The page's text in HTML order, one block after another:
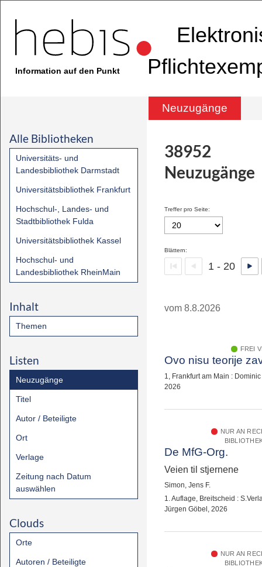
Information auf den Punkt
Neuzugänge
Alle Bibliotheken
Universitäts- und
Landesbibliothek Darmstadt
Universitätsbibliothek Frankfurt
Hochschul-, Landes- und
Stadtbibliothek Fulda
Universitätsbibliothek Kassel
Hochschul- und
Landesbibliothek RheinMain
Inhalt
Themen
Listen
Neuzugänge
Titel
Autor / Beteiligte
Ort
Verlage
Zeitung nach Datum
auswählen
Clouds
Orte
Autoren / Beteiligte
38952
Neuzugänge
Treffer pro Seite:
Blättern:
1 - 20
vom 8.8.2026
FREI
Ovo nisu teorije
1, Frankfurt am Main :
2026
NUR AN
De MfG-Org.
Veien til stjernene
Simon, Jens F.
1. Auflage, Breitscheid :
Jürgen Göbel, 2026
NUR AN